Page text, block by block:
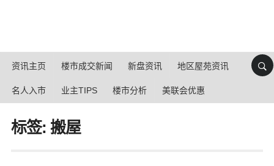
资讯主页 楼市成交新闻 新盘资讯 地区屋苑资讯
名人入市 业主TIPS 楼市分析 美联会优惠
标签: 搬屋